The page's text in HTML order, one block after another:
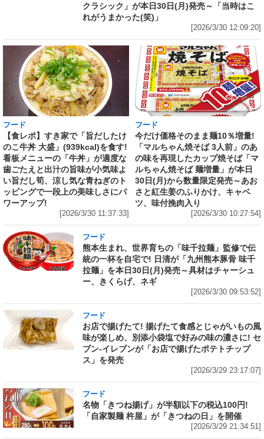
クラシック」が本日30日(月)発売～「当時はこ
れがうまかった(笑)」
[2026/3/30 12:09:20]
フード
【食レポ】すき家で「旨だしたけ
のこ牛丼 大盛」(939kcal)を食す!
看板メニューの「牛丼」が適度な
歯ごたえと出汁の旨味が小気味よ
い旨だし筍、涼し気な青ねぎのト
ッピングで一段上の美味しさにパ
ワーアップ!
[2026/3/30 11:37:33]
フード
今だけ価格そのまま麺10％増量!
「マルちゃん焼そば 3人前」のあ
の味を再現したカップ焼そば「マ
ルちゃん焼そば 麺増量」が本日
30日(月)から数量限定発売～あお
さと紅生姜のふりかけ、キャベ
ツ、味付挽肉入り
[2026/3/30 10:27:54]
フード
熊本生まれ、世界育ちの「味千拉麺」監修で伝
統の一杯を自宅で! 日清が「九州熊本豚骨 味千
拉麺」を本日30日(月)発売～具材はチャーシュ
ー、きくらげ、ネギ
[2026/3/30 09:53:52]
フード
お店で揚げたて! 揚げたて食感とじゃがいもの風
味が楽しめ、別添小袋塩で好みの味の濃さに! セ
ブン‐イレブンが「お店で揚げたポテトチップ
ス」を発売
[2026/3/29 23:17:07]
フード
名物「きつね揚げ」が半額以下の税込100円!
「自家製麺 杵屋」が「きつねの日」を開催
[2026/3/29 21:34:51]